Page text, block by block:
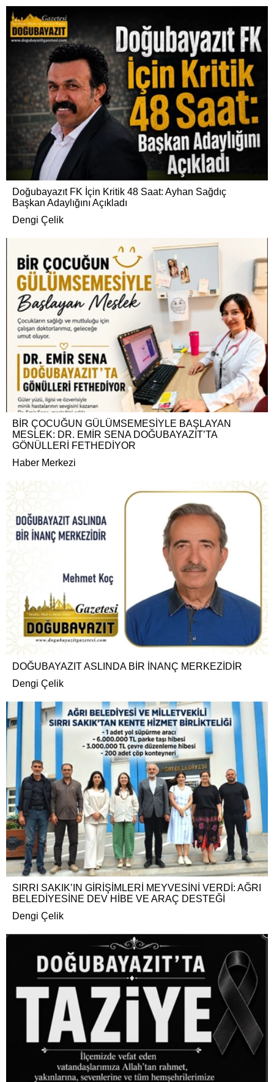
Doğubayazıt FK İçin Kritik 48 Saat: Ayhan Sağdıç
Başkan Adaylığını Açıkladı
Dengi Çelik
BİR ÇOCUĞUN GÜLÜMSEMESİYLE BAŞLAYAN
MESLEK: DR. EMİR SENA DOĞUBAYAZIT’TA
GÖNÜLLERİ FETHEDİYOR
Haber Merkezi
DOĞUBAYAZIT ASLINDA BİR İNANÇ MERKEZİDİR
Dengi Çelik
SIRRI SAKIK’IN GİRİŞİMLERİ MEYVESİNİ VERDİ: AĞRI
BELEDİYESİNE DEV HİBE VE ARAÇ DESTEĞİ
Dengi Çelik